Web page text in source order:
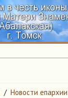
/ Новости епархии